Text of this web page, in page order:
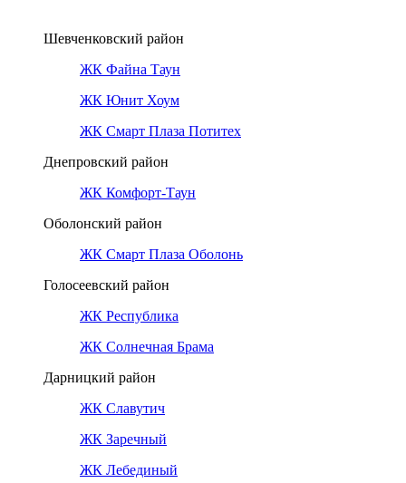
Шевченковский район
ЖК Файна Таун
ЖК Юнит Хоум
ЖК Смарт Плаза Потитех
Днепровский район
ЖК Комфорт-Таун
Оболонский район
ЖК Смарт Плаза Оболонь
Голосеевский район
ЖК Республика
ЖК Солнечная Брама
Дарницкий район
ЖК Славутич
ЖК Заречный
ЖК Лебединый